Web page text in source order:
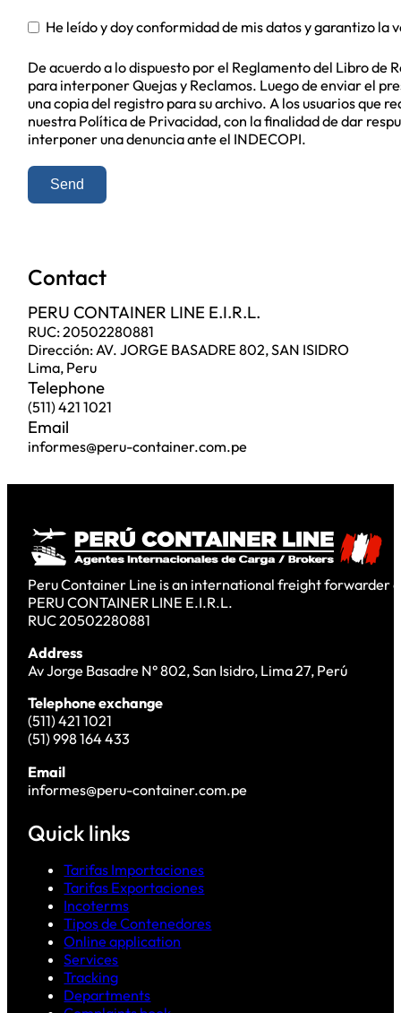
He leído y doy conformidad de mis datos y garantizo la
De acuerdo a lo dispuesto por el Reglamento del Libro de
para interponer Quejas y Reclamos. Luego de enviar el
una copia del registro para su archivo. A los usuarios que
nuestra Política de Privacidad, con la finalidad de dar
interponer una denuncia ante el INDECOPI.
Send
Contact
PERU CONTAINER LINE E.I.R.L.
RUC: 20502280881
Dirección: AV. JORGE BASADRE 802, SAN ISIDRO
Lima, Peru
Telephone
(511) 421 1021
Email
informes@peru-container.com.pe
Peru Container Line is an international freight forwarder
PERU CONTAINER LINE E.I.R.L.
RUC 20502280881
Address
Av Jorge Basadre N° 802, San Isidro, Lima 27, Perú
Telephone exchange
(511) 421 1021
(51) 998 164 433
Email
informes@peru-container.com.pe
Quick links
Tarifas Importaciones
Tarifas Exportaciones
Incoterms
Tipos de Contenedores
Online application
Services
Tracking
Departments